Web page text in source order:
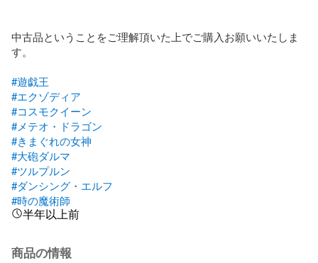
中古品ということをご理解頂いた上でご購入お願いいたしま
す。
#遊戯王
#エクゾディア
#コスモクイーン
#メテオ・ドラゴン
#きまぐれの女神
#大砲ダルマ
#ツルプルン
#ダンシング・エルフ
#時の魔術師
半年以上前
商品の情報